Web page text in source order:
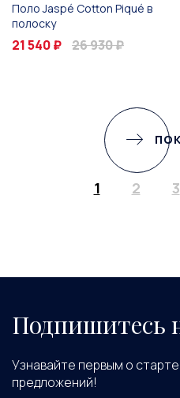
Поло Jaspé Cotton Piqué в
полоску
21 540 ₽ 26 930 ₽
1 2 3
Подпишитесь
Узнавайте первым о
предложений!